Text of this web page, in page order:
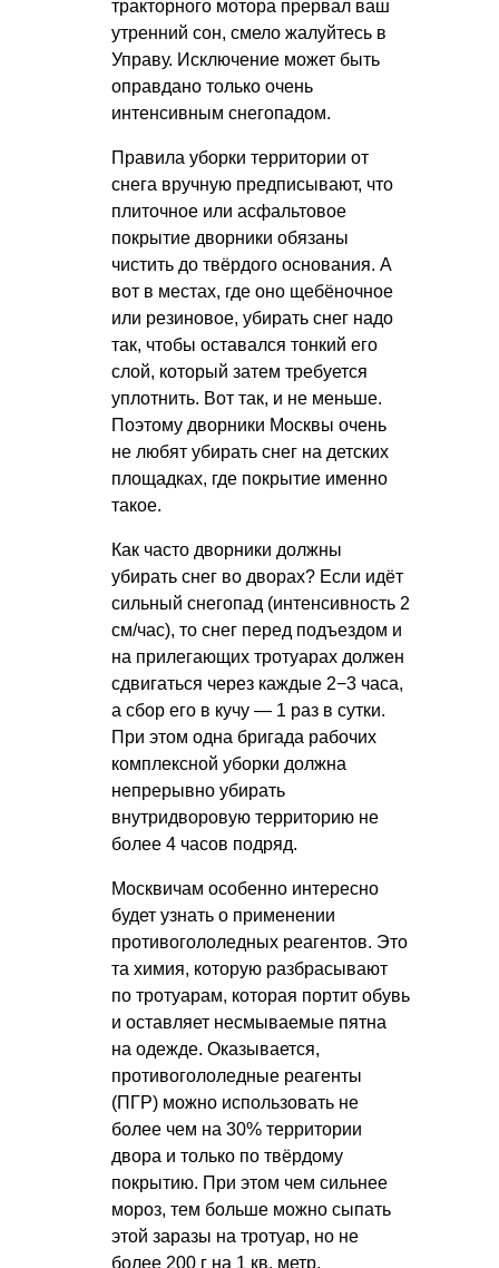
тракторного мотора прервал ваш
утренний сон, смело жалуйтесь в
Управу. Исключение может быть
оправдано только очень
интенсивным снегопадом.
Правила уборки территории от
снега вручную предписывают, что
плиточное или асфальтовое
покрытие дворники обязаны
чистить до твёрдого основания. А
вот в местах, где оно щебёночное
или резиновое, убирать снег надо
так, чтобы оставался тонкий его
слой, который затем требуется
уплотнить. Вот так, и не меньше.
Поэтому дворники Москвы очень
не любят убирать снег на детских
площадках, где покрытие именно
такое.
Как часто дворники должны
убирать снег во дворах? Если идёт
сильный снегопад (интенсивность 2
см/час), то снег перед подъездом и
на прилегающих тротуарах должен
сдвигаться через каждые 2−3 часа,
а сбор его в кучу — 1 раз в сутки.
При этом одна бригада рабочих
комплексной уборки должна
непрерывно убирать
внутридворовую территорию не
более 4 часов подряд.
Москвичам особенно интересно
будет узнать о применении
противогололедных реагентов. Это
та химия, которую разбрасывают
по тротуарам, которая портит обувь
и оставляет несмываемые пятна
на одежде. Оказывается,
противогололедные реагенты
(ПГР) можно использовать не
более чем на 30% территории
двора и только по твёрдому
покрытию. При этом чем сильнее
мороз, тем больше можно сыпать
этой заразы на тротуар, но не
более 200 г на 1 кв. метр.